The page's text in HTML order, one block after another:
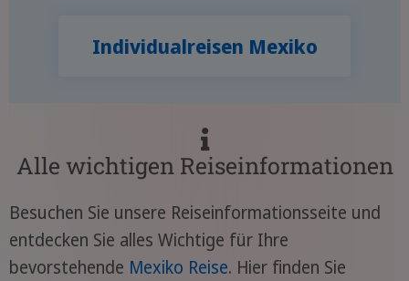
Individualreisen Mexiko
Alle wichtigen Reiseinformationen
Besuchen Sie unsere Reiseinformationsseite und
entdecken Sie alles Wichtige für Ihre
bevorstehende Mexiko Reise. Hier finden Sie